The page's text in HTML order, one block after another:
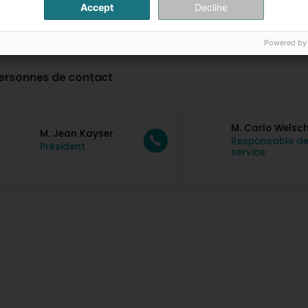
de contact
M. Jean Kayser
Président
M. Carlo
Responsable de
service
Accept Decline
Powered by